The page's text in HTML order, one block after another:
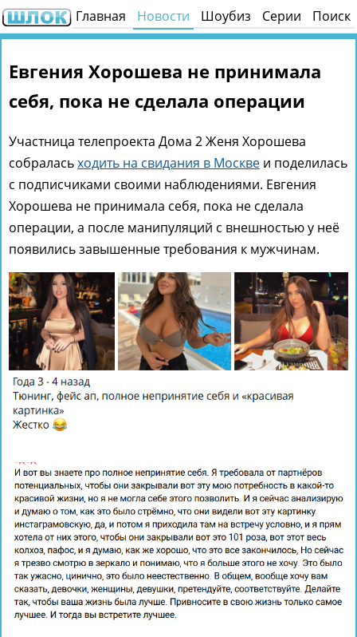
Главная Новости Шоубиз Серии Поиск
Евгения Хорошева не принимала
себя, пока не сделала операции
Участница телепроекта Дома 2 Женя Хорошева
собраласьходить на свидания в Москве и поделилась
с подписчиками своими наблюдениями. Евгения
Хорошева не принимала себя, пока не сделала
операции, а после манипуляций с внешностью у неё
появились завышенные требования к мужчинам.